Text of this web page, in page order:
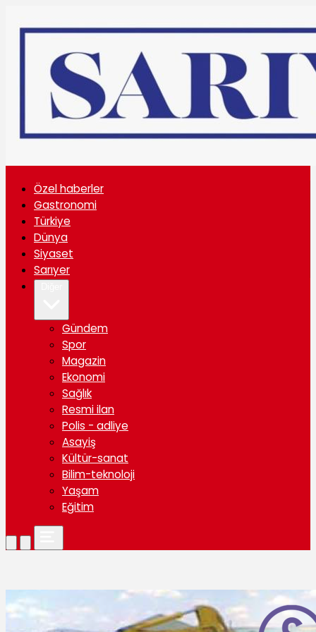
Özel haberler
Gastronomi
Türkiye
Dünya
Siyaset
Sarıyer
Gündem
Spor
Magazin
Ekonomi
Sağlık
Resmi ilan
Polis - adliye
Asayiş
Kültür-sanat
Bilim-teknoloji
Yaşam
Eğitim